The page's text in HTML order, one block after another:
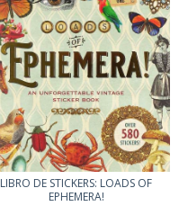
LIBRO DE STICKERS: LOADS OF
EPHEMERA!